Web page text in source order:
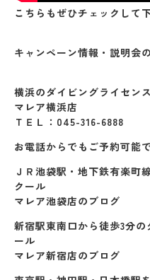
こちらもぜひチェックして
キャンペーン情報・説明会
横浜のダイビングライセン
マレア横浜店
ＴＥＬ：045-316-6888
お電話からでもご予約可能
ＪＲ池袋駅・地下鉄有楽町
クール
マレア池袋店のブログ
新宿駅東南口から徒歩3分
ール
マレア新宿店のブログ